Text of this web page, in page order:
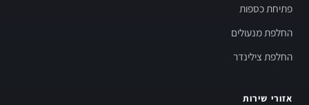
פתיחת כספות
החלפת מנעולים
החלפת צילינדר
אזורי שירות